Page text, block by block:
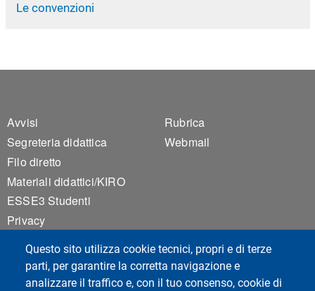
Questo sito utilizza cookie tecnici, propri e di terze
parti, per garantire la corretta navigazione e
analizzare il traffico e, con il tuo consenso, cookie di
Le convenzioni
Footer 1
Avvisi
Segreteria didattica
Filo diretto
Materiali didattici/KIRO
ESSE3 Studenti
Privacy
Mappa del sito
Impostazioni Cookie
Footer 2
Rubrica
Webmail